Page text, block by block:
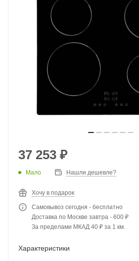
37 253 ₽
Мало Нашли дешевле?
Хочу в подарок
Самовывоз сегодня - бесплатно
Доставка по Москве завтра - 600 ₽
За пределами МКАД 40 ₽ за 1 км.
Характеристики